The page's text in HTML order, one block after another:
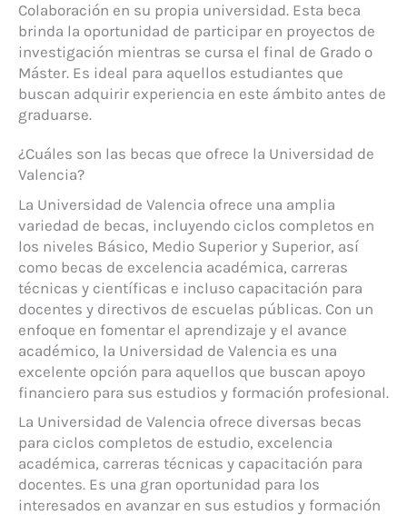
Colaboración en su propia universidad. Esta beca
brinda la oportunidad de participar en proyectos de
investigación mientras se cursa el final de Grado o
Máster. Es ideal para aquellos estudiantes que
buscan adquirir experiencia en este ámbito antes de
graduarse.
¿Cuáles son las becas que ofrece la Universidad de
Valencia?
La Universidad de Valencia ofrece una amplia
variedad de becas, incluyendo ciclos completos en
los niveles Básico, Medio Superior y Superior, así
como becas de excelencia académica, carreras
técnicas y científicas e incluso capacitación para
docentes y directivos de escuelas públicas. Con un
enfoque en fomentar el aprendizaje y el avance
académico, la Universidad de Valencia es una
excelente opción para aquellos que buscan apoyo
financiero para sus estudios y formación profesional.
La Universidad de Valencia ofrece diversas becas
para ciclos completos de estudio, excelencia
académica, carreras técnicas y capacitación para
docentes. Es una gran oportunidad para los
interesados en avanzar en sus estudios y formación